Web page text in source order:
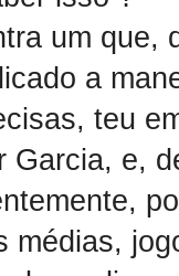
um que,
a
teu
Garcia, e,
médias,